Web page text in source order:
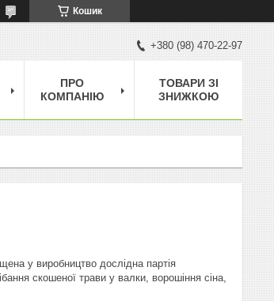
Кошик
+380 (98) 470-22-97
ПРО
КОМПАНІЮ
ТОВАРИ ЗІ
ЗНИЖКОЮ
у виробництво дослідна партія
скошеної трави у валки, ворошіння сіна,